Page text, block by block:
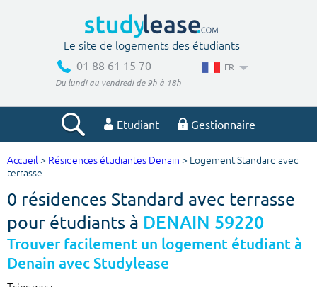
Le site de logements des étudiants
01 88 61 15 70
Du lundi au vendredi de 9h à 18h
FR
Etudiant Gestionnaire
Votre recherche
Ville, école
Budget min Budget max
Accueil > Résidences étudiantes Denain > Logement Standard avec
terrasse
0 résidences Standard avec terrasse
pour étudiants à DENAIN 59220
Trouver facilement un logement étudiant à
Denain avec Studylease